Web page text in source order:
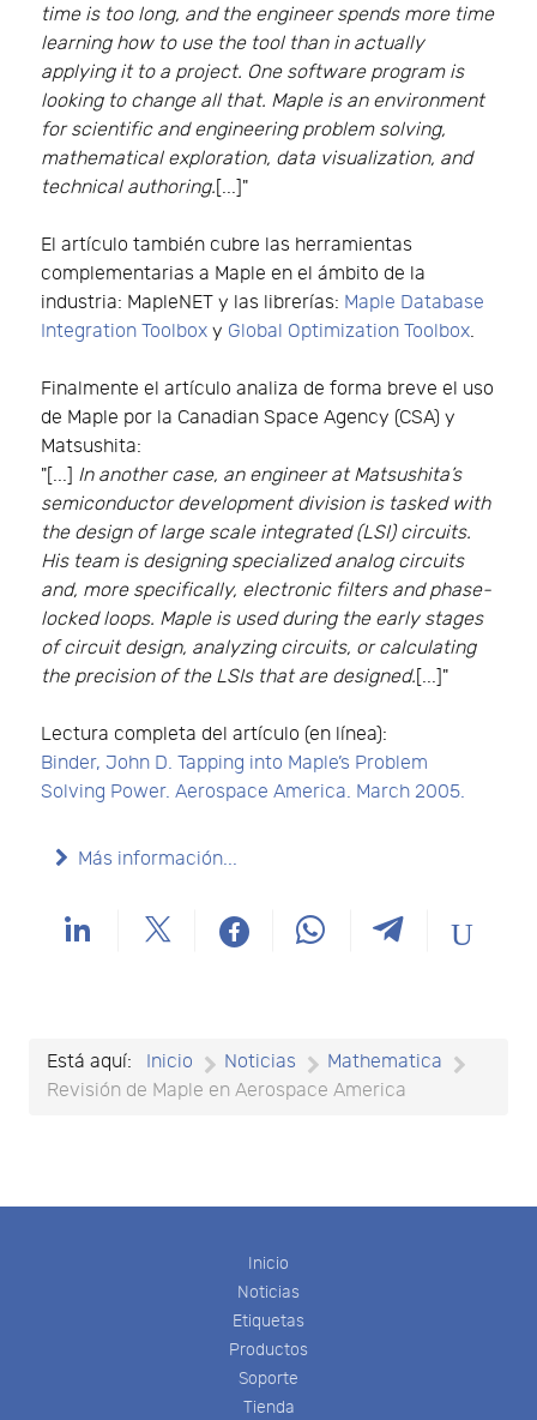
time is too long, and the engineer spends more time
learning how to use the tool than in actually
applying it to a project. One software program is
looking to change all that. Maple is an environment
for scientific and engineering problem solving,
mathematical exploration, data visualization, and
technical authoring.[...]"
El artículo también cubre las herramientas
complementarias a Maple en el ámbito de la
industria: MapleNET y las librerías: Maple Database
Integration Toolbox y Global Optimization Toolbox.
Finalmente el artículo analiza de forma breve el uso
de Maple por la Canadian Space Agency (CSA) y
Matsushita:
"[...] In another case, an engineer at Matsushita’s
semiconductor development division is tasked with
the design of large scale integrated (LSI) circuits.
His team is designing specialized analog circuits
and, more specifically, electronic filters and phase-
locked loops. Maple is used during the early stages
of circuit design, analyzing circuits, or calculating
the precision of the LSIs that are designed.[...]"
Lectura completa del artículo (en línea):
Binder, John D. Tapping into Maple’s Problem
Solving Power. Aerospace America. March 2005.
Más información...
Está aquí: Inicio Noticias
Mathematica
Revisión de Maple en Aerospace America
Inicio
Noticias
Etiquetas
Productos
Soporte
Tienda